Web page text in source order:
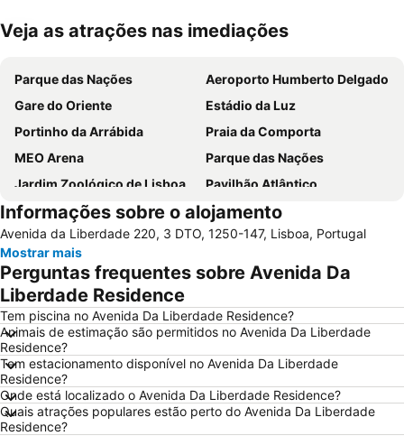
Ampliar mapa
Veja as atrações nas imediações
Parque das Nações
Aeroporto Humberto Delgado
Gare do Oriente
Estádio da Luz
Portinho da Arrábida
Praia da Comporta
MEO Arena
Parque das Nações
Jardim Zoológico de Lisboa
Pavilhão Atlântico
Passeio Marítimo de Algés
Benfica
Baixa de Lisboa
Parque Eduardo VII
Praça de Touros de Campo Pequeno
Praia das Azenhas do Mar
Estação de Caminhos de Ferro de Sete Rios
Avenida da Liberdade
da Figueirinha
Marquês de Pombal
Estádio do Restelo
Praia das Maçãs
Fonte da Telha
Praia Tróia Mar
Praia da Ericeira
Parque Natural da Arrabida
Campo Grande
Informações sobre o alojamento
Avenida da Liberdade 220, 3 DTO, 1250-147, Lisboa, Portugal
Mostrar mais
Perguntas frequentes sobre Avenida Da
Liberdade Residence
Tem piscina no Avenida Da Liberdade Residence?
Animais de estimação são permitidos no Avenida Da Liberdade
Residence?
Tem estacionamento disponível no Avenida Da Liberdade
Residence?
Onde está localizado o Avenida Da Liberdade Residence?
Quais atrações populares estão perto do Avenida Da Liberdade
Residence?